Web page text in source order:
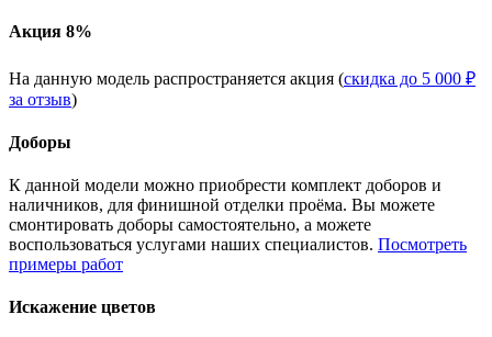
Акция 8%
На данную модель распространяется акция (скидка до 5 000 ₽
за отзыв)
Доборы
К данной модели можно приобрести комплект доборов и
наличников, для финишной отделки проёма. Вы можете
смонтировать доборы самостоятельно, а можете
воспользоваться услугами наших специалистов. Посмотреть
примеры работ
Искажение цветов